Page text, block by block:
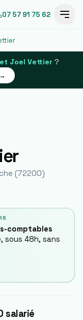
07 57 91 75 62
Joel Vettier ?
(72200)
comptables
, sous 48h, sans
salarié